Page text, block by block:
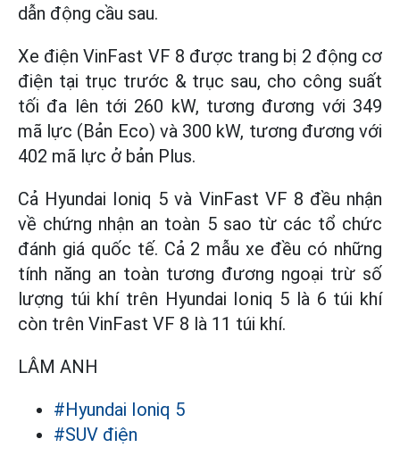
dẫn động cầu sau.
Xe điện VinFast VF 8 được trang bị 2 động cơ
điện tại trục trước & trục sau, cho công suất
tối đa lên tới 260 kW, tương đương với 349
mã lực (Bản Eco) và 300 kW, tương đương với
402 mã lực ở bản Plus.
Cả Hyundai Ioniq 5 và VinFast VF 8 đều nhận
về chứng nhận an toàn 5 sao từ các tổ chức
đánh giá quốc tế. Cả 2 mẫu xe đều có những
tính năng an toàn tương đương ngoại trừ số
lượng túi khí trên Hyundai Ioniq 5 là 6 túi khí
còn trên VinFast VF 8 là 11 túi khí.
LÂM ANH
#Hyundai Ioniq 5
#SUV điện